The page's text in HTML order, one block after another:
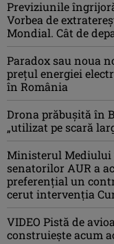
Previziunile
Vorbea de
Mondial. Cât de
Paradox sau noua
prețul energiei
în România
Drona prăbuşită în
„utilizat pe scară
Ministerul Mediului
senatorilor AUR a
preferențial un
cerut intervenția
VIDEO Pistă de
construiește acum